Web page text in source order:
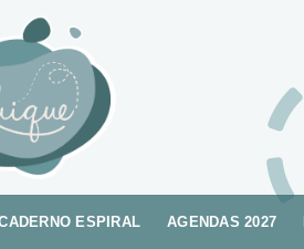
ESPIRAL AGENDAS 2027